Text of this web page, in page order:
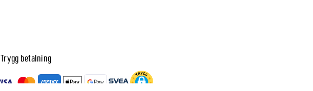
Trygg betalning